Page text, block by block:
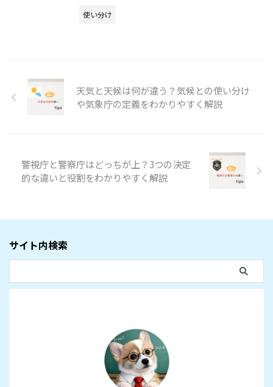
使い分け
天気と天候は何が違う？気候との使い分け
や気象庁の定義をわかりやすく解説
警視庁と警察庁はどっちが上？3つの決定
的な違いと役割をわかりやすく解説
サイト内検索